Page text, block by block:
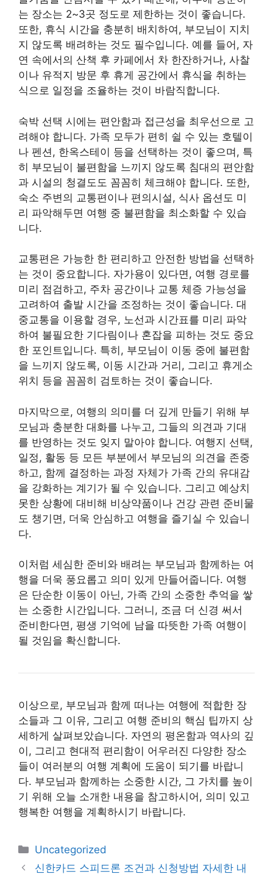
는 장소는 2~3곳 정도로 제한하는 것이 좋습니다.
또한, 휴식 시간을 충분히 배치하여, 부모님이 지치
지 않도록 배려하는 것도 필수입니다. 예를 들어, 자
연 속에서의 산책 후 카페에서 차 한잔하거나, 사찰
이나 유적지 방문 후 휴게 공간에서 휴식을 취하는
식으로 일정을 조율하는 것이 바람직합니다.
숙박 선택 시에는 편안함과 접근성을 최우선으로 고
려해야 합니다. 가족 모두가 편히 쉴 수 있는 호텔이
나 펜션, 한옥스테이 등을 선택하는 것이 좋으며, 특
히 부모님이 불편함을 느끼지 않도록 침대의 편안함
과 시설의 청결도도 꼼꼼히 체크해야 합니다. 또한,
숙소 주변의 교통편이나 편의시설, 식사 옵션도 미
리 파악해두면 여행 중 불편함을 최소화할 수 있습
니다.
교통편은 가능한 한 편리하고 안전한 방법을 선택하
는 것이 중요합니다. 자가용이 있다면, 여행 경로를
미리 점검하고, 주차 공간이나 교통 체증 가능성을
고려하여 출발 시간을 조정하는 것이 좋습니다. 대
중교통을 이용할 경우, 노선과 시간표를 미리 파악
하여 불필요한 기다림이나 혼잡을 피하는 것도 중요
한 포인트입니다. 특히, 부모님이 이동 중에 불편함
을 느끼지 않도록, 이동 시간과 거리, 그리고 휴게소
위치 등을 꼼꼼히 검토하는 것이 좋습니다.
마지막으로, 여행의 의미를 더 깊게 만들기 위해 부
모님과 충분한 대화를 나누고, 그들의 의견과 기대
를 반영하는 것도 잊지 말아야 합니다. 여행지 선택,
일정, 활동 등 모든 부분에서 부모님의 의견을 존중
하고, 함께 결정하는 과정 자체가 가족 간의 유대감
을 강화하는 계기가 될 수 있습니다. 그리고 예상치
못한 상황에 대비해 비상약품이나 건강 관련 준비물
도 챙기면, 더욱 안심하고 여행을 즐기실 수 있습니
다.
이처럼 세심한 준비와 배려는 부모님과 함께하는 여
행을 더욱 풍요롭고 의미 있게 만들어줍니다. 여행
은 단순한 이동이 아닌, 가족 간의 소중한 추억을 쌓
는 소중한 시간입니다. 그러니, 조금 더 신경 써서
준비한다면, 평생 기억에 남을 따뜻한 가족 여행이
될 것임을 확신합니다.
이상으로, 부모님과 함께 떠나는 여행에 적합한 장
소들과 그 이유, 그리고 여행 준비의 핵심 팁까지 상
세하게 살펴보았습니다. 자연의 평온함과 역사의 깊
이, 그리고 현대적 편리함이 어우러진 다양한 장소
들이 여러분의 여행 계획에 도움이 되기를 바랍니
다. 부모님과 함께하는 소중한 시간, 그 가치를 높이
기 위해 오늘 소개한 내용을 참고하시어, 의미 있고
행복한 여행을 계획하시기 바랍니다.
카
테
Uncategorized
신한카드 스피드론 조건과 신청방법 자세한 내